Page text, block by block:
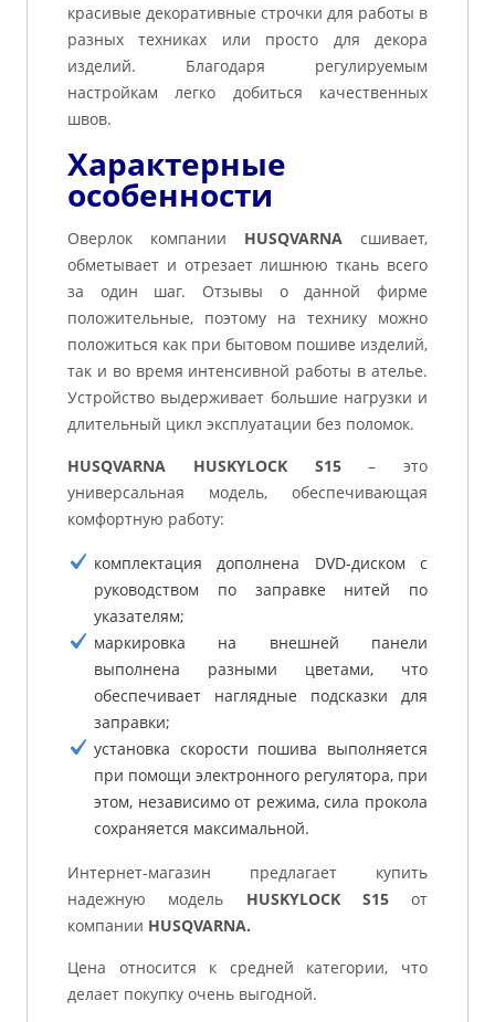
красивые декоративные строчки для работы в
разных техниках или просто для декора
изделий. Благодаря регулируемым
настройкам легко добиться качественных
швов.
Характерные
особенности
Оверлок компании HUSQVARNA сшивает,
обметывает и отрезает лишнюю ткань всего
за один шаг. Отзывы о данной фирме
положительные, поэтому на технику можно
положиться как при бытовом пошиве изделий,
так и во время интенсивной работы в ателье.
Устройство выдерживает большие нагрузки и
длительный цикл эксплуатации без поломок.
HUSQVARNA HUSKYLOCK S15– это
универсальная модель, обеспечивающая
комфортную работу:
комплектация дополнена DVD-диском с
руководством по заправке нитей по
указателям;
маркировка на внешней панели
выполнена разными цветами, что
обеспечивает наглядные подсказки для
заправки;
установка скорости пошива выполняется
при помощи электронного регулятора, при
этом, независимо от режима, сила прокола
сохраняется максимальной.
Интернет-магазин предлагает купить
надежную модель HUSKYLOCK S15от
компании HUSQVARNA.
Цена относится к средней категории, что
делает покупку очень выгодной.